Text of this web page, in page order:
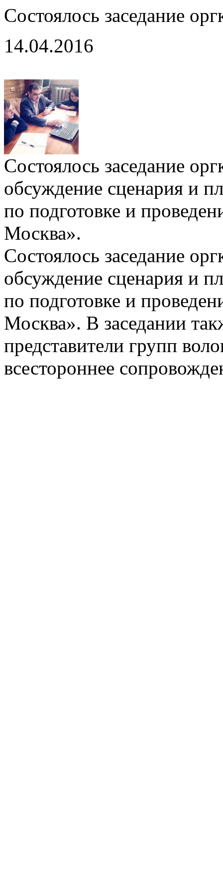
Состоялось заседание
14.04.2016
Состоялось заседание
обсуждение сценария и
по подготовке и
Москва».
Состоялось заседание
обсуждение сценария и
по подготовке и
Москва». В заседании
представители групп
всестороннее